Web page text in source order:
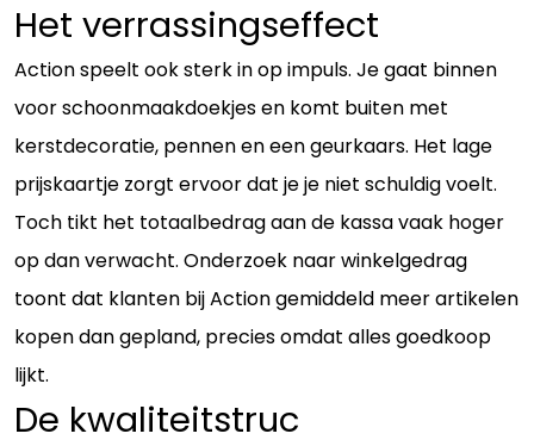
Het verrassingseffect
Action speelt ook sterk in op impuls. Je gaat binnen
voor schoonmaakdoekjes en komt buiten met
kerstdecoratie, pennen en een geurkaars. Het lage
prijskaartje zorgt ervoor dat je je niet schuldig voelt.
Toch tikt het totaalbedrag aan de kassa vaak hoger
op dan verwacht. Onderzoek naar winkelgedrag
toont dat klanten bij Action gemiddeld meer artikelen
kopen dan gepland, precies omdat alles goedkoop
lijkt.
De kwaliteitstruc